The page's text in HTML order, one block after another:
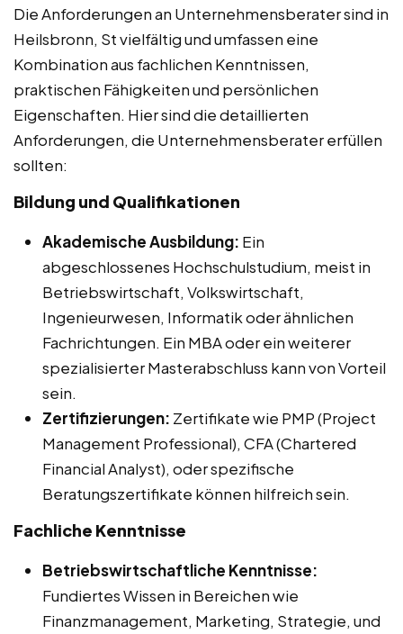
Die Anforderungen an Unternehmensberater sind in
Heilsbronn, St vielfältig und umfassen eine
Kombination aus fachlichen Kenntnissen,
praktischen Fähigkeiten und persönlichen
Eigenschaften. Hier sind die detaillierten
Anforderungen, die Unternehmensberater erfüllen
sollten:
Bildung und Qualifikationen
Akademische Ausbildung: Ein
abgeschlossenes Hochschulstudium, meist in
Betriebswirtschaft, Volkswirtschaft,
Ingenieurwesen, Informatik oder ähnlichen
Fachrichtungen. Ein MBA oder ein weiterer
spezialisierter Masterabschluss kann von Vorteil
sein.
Zertifizierungen: Zertifikate wie PMP (Project
Management Professional), CFA (Chartered
Financial Analyst), oder spezifische
Beratungszertifikate können hilfreich sein.
Fachliche Kenntnisse
Betriebswirtschaftliche Kenntnisse:
Fundiertes Wissen in Bereichen wie
Finanzmanagement, Marketing, Strategie, und